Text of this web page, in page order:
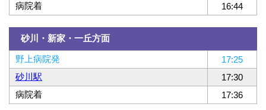
病院着
16:44
砂川・新家・一丘方面
野上病院発
17:25
砂川駅
17:30
病院着
17:36